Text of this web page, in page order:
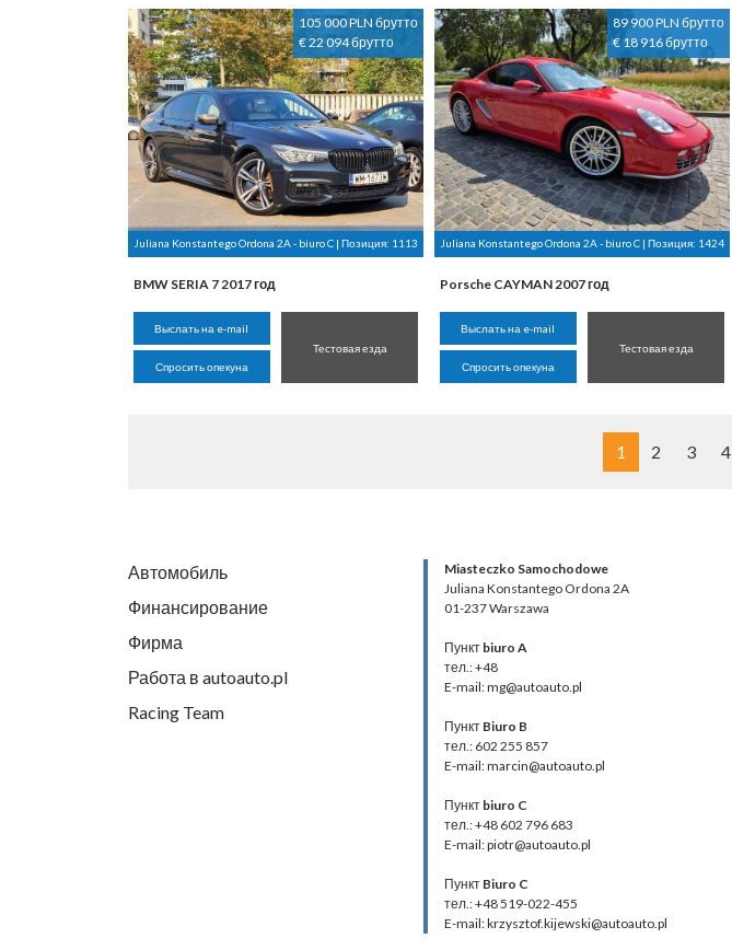
105 000 PLN брутто
€ 22 094 брутто
Juliana Konstantego Ordona 2A - biuro C | Позиция: 1113
BMW SERIA 7 2017 год
Выслать на e-mail
Спросить опекуна
Тестовая езда
89 900 PLN брутто
€ 18 916 брутто
Juliana Konstantego Ordona 2A - biuro C | Позиция: 1424
Porsche CAYMAN 2007 год
Выслать на e-mail
Спросить опекуна
Тестовая езда
1 2 3 4
Автомобиль
Финансирование
Фирма
Работа в autoauto.pl
Racing Team
Miasteczko Samochodowe
Juliana Konstantego Ordona 2A
01-237 Warszawa
Пункт biuro A
тел.: +48
E-mail: mg@autoauto.pl
Пункт Biuro B
тел.: 602 255 857
E-mail: marcin@autoauto.pl
Пункт biuro C
тел.: +48 602 796 683
E-mail: piotr@autoauto.pl
Пункт Biuro C
тел.: +48 519-022-455
E-mail: krzysztof.kijewski@autoauto.pl